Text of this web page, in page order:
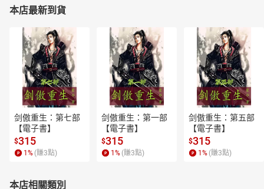
本店最新到貨
剑傲重生：第七部
【電子書】
$315
1 % (賺3點)
剑傲重生：第一部
【電子書】
$315
1 % (賺3點)
剑傲重生：第五部
【電子書】
$315
1 % (賺3點)
本店相關類別